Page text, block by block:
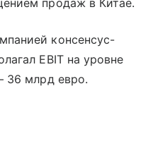
консенсус-
EBIT на уровне
36 млрд евро.